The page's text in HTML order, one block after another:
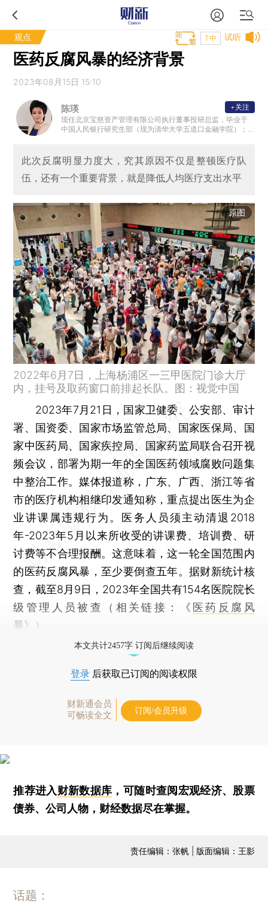
观点 试听
T中
医药反腐风暴的经济背景
2023年08月15日 15:10
陈瑛
现任北京宝慈资产管理有限公司执行董事投研总监，毕业于
中国人民银行研究生部（现为清华大学五道口金融学院）；2
+关注
此次反腐明显力度大，究其原因不仅是整顿医疗队
伍，还有一个重要背景，就是降低人均医疗支出水平
原图
2022年6月7日，上海杨浦区一三甲医院门诊大厅
内，挂号及取药窗口前排起长队。图：视觉中国
2023年7月21日，国家卫健委、公安部、审计
署、国资委、国家市场监管总局、国家医保局、国
家中医药局、国家疾控局、国家药监局联合召开视
频会议，部署为期一年的全国医药领域腐败问题集
中整治工作。媒体报道称，广东、广西、浙江等省
市的医疗机构相继印发通知称，重点提出医生为企
业讲课属违规行为。医务人员须主动清退2018
年-2023年5月以来所收受的讲课费、培训费、研
讨费等不合理报酬。这意味着，这一轮全国范围内
的医药反腐风暴，至少要倒查五年。据财新统计核
查，截至8月9日，2023年全国共有154名医院院长
级管理人员被查（相关链接：《 医药反腐风
暴》）。
本文共计2457字 订阅后继续阅读
登录 后获取已订阅的阅读权限
财新通会员
可畅读全文
订阅/会员升级
推荐进入财新数据库 ，可随时查阅宏观经济、股票
债券、公司人物，财经数据尽在掌握。
责任编辑：张帆 | 版面编辑：王影
话题：